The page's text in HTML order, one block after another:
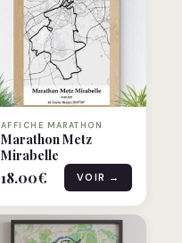
AFFICHE MARATHON
Marathon Metz
Mirabelle
18.00€ VOIR →